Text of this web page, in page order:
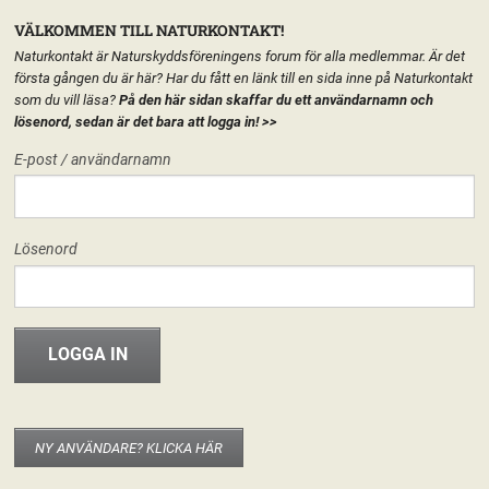
FORUM
FÖRENINGEN
SJ
VÄLKOMMEN TILL NATURKONTAKT!
Naturkontakt är Naturskyddsföreningens forum för alla medlemmar. Är det
första gången du är här? Har du fått en länk till en sida inne på Naturkontakt
som du vill läsa? På den här sidan skaffar du ett användarnamn och
lösenord, sedan är det bara att logga in!>>
E-post / användarnamn
Lösenord
NY ANVÄNDARE? KLICKA HÄR